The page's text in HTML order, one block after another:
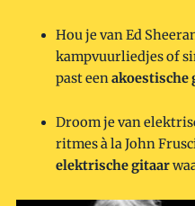
Hou je van Ed
kampvuurliedjes of
past eenakoestische
Droom je van
ritmes à la John
elektrische gitaar